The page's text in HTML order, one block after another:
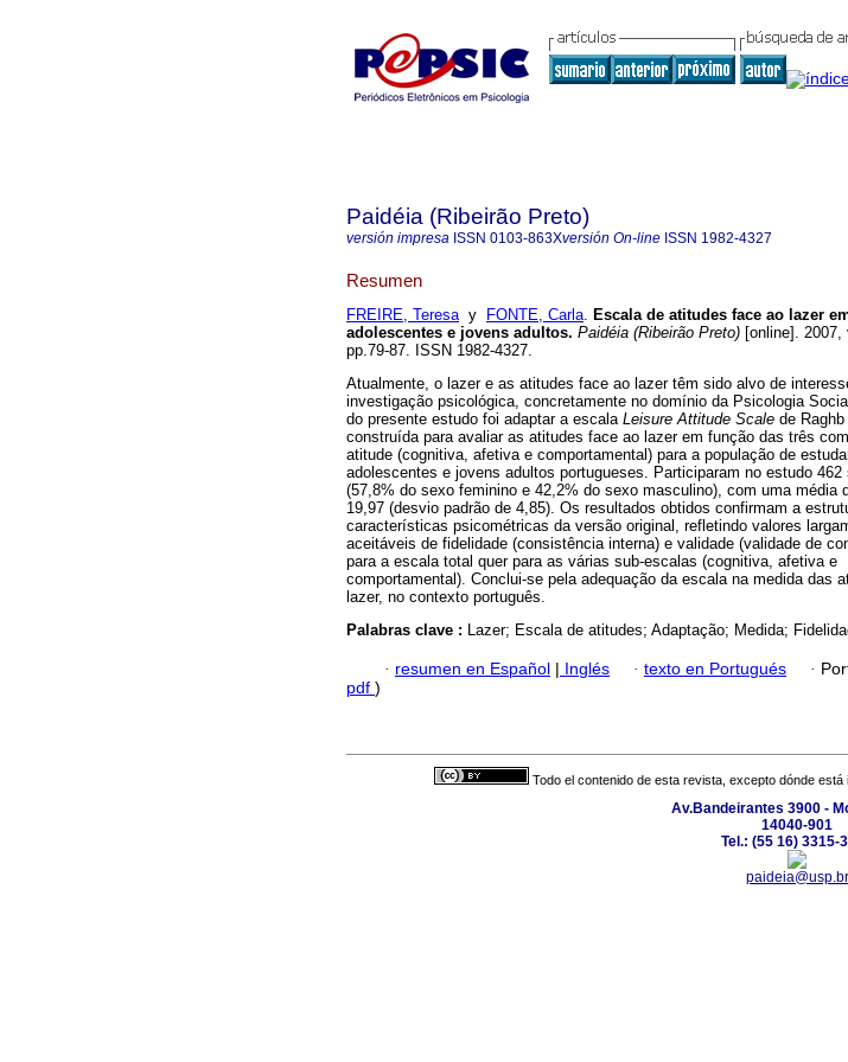
Paidéia (Ribeirão Preto)
versión impresa ISSN 0103-863Xversión On-line ISSN 1982-4327
Resumen
FREIRE, Teresay FONTE, Carla. Escala de atitudes face ao lazer
adolescentes e jovens adultos. Paidéia (Ribeirão Preto) [online]. 2007,
pp.79-87. ISSN 1982-4327.
Atualmente, o lazer e as atitudes face ao lazer têm sido alvo de
investigação psicológica, concretamente no domínio da Psicologia
do presente estudo foi adaptar a escala Leisure Attitude Scale de
construída para avaliar as atitudes face ao lazer em função das três
atitude (cognitiva, afetiva e comportamental) para a população de
adolescentes e jovens adultos portugueses. Participaram no estudo 462
(57,8% do sexo feminino e 42,2% do sexo masculino), com uma média
19,97 (desvio padrão de 4,85). Os resultados obtidos confirmam a
características psicométricas da versão original, refletindo valores
aceitáveis de fidelidade (consistência interna) e validade (validade de
para a escala total quer para as várias sub-escalas (cognitiva, afetiva e
comportamental). Conclui-se pela adequação da escala na medida das
lazer, no contexto português.
Palabras clave : Lazer; Escala de atitudes; Adaptação; Medida;
· resumen en Español | Inglés · texto en Portugués ·
pdf )
Todo el contenido de esta revista, excepto dónde está
Av.Bandeirantes 3900 -
14040-901
Tel.: (55 16) 3315-
paideia@usp.br